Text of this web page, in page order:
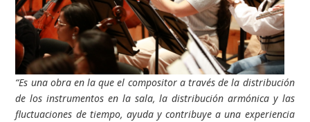
“Es una obra en la que el compositor a través de la distribución
de los instrumentos en la sala, la distribución armónica y las
fluctuaciones de tiempo, ayuda y contribuye a una experiencia